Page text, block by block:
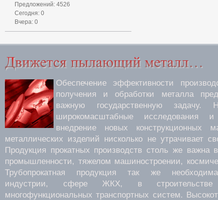
Предложений: 4526
Сегодня: 0
Вчера: 0
Обеспечение эффективности
получения и обработки металла
важную государственную
широкомасштабные исследования
внедрение новых конструкционных
металлических изделий нисколько не утрачивает
Продукция прокатных производств столь же важна
промышленности, тяжелом машиностроении,
Трубопрокатная продукция так же
индустрии, сфере ЖКХ, в
многофункциональных транспортных систем.